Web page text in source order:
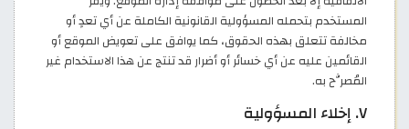
المستخدم بتحمله المسؤولية القانونية الكاملة عن أي تعدٍ أو
مخالفة تتعلق بهذه الحقوق، كما يوافق على تعويض الموقع أو
القائمين عليه عن أي خسائر أو أضرار قد تنتج عن هذا الاستخدام غير
المُصرَّح به.
٧. إخلاء المسؤولية